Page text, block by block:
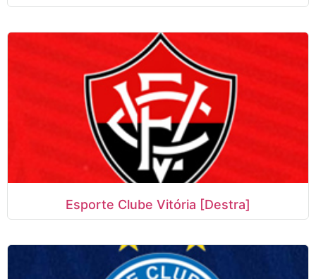
Esporte Clube Vitória [Destra]